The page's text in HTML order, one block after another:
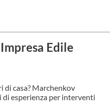
Edile
di casa? Marchenkov
esperienza per interventi